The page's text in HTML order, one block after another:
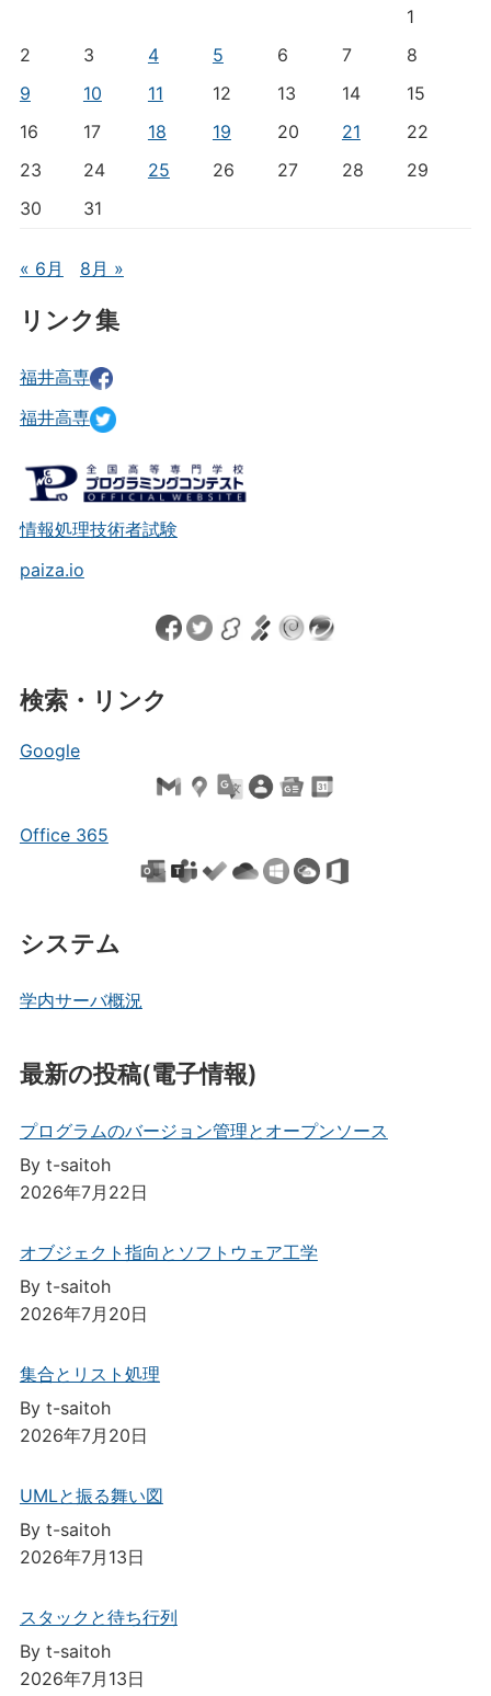
1
2
3 4 5 6 7
8
9
10 11 12 13 14
15
16
17 18 19 20 21
22
23
24 25 26 27 28
29
30
31
« 6月 8月 »
リンク集
福井高専
福井高専
情報処理技術者試験
paiza.io
検索・リンク
Google
Office 365
システム
学内サーバ概況
最新の投稿(電子情報)
プログラムのバージョン管理とオープンソース
By t-saitoh
2026年7月22日
オブジェクト指向とソフトウェア工学
By t-saitoh
2026年7月20日
集合とリスト処理
By t-saitoh
2026年7月20日
UMLと振る舞い図
By t-saitoh
2026年7月13日
スタックと待ち行列
By t-saitoh
2026年7月13日